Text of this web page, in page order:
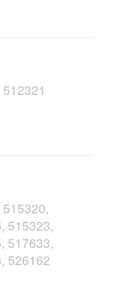
515323,
517633,
526162